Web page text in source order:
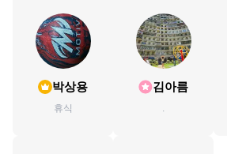
박상용
휴식
김아름